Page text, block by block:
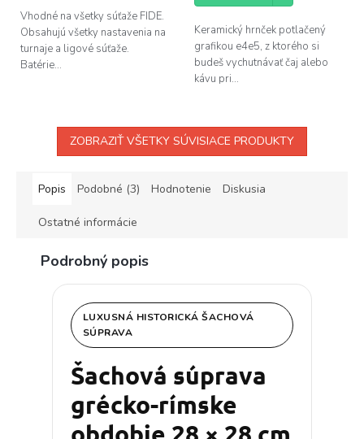
5
hviezdičiek.
Vhodné na všetky súťaže FIDE.
Obsahujú všetky nastavenia na
turnaje a ligové súťaže.
Batérie...
Keramický hrnček potlačený
grafikou e4e5, z ktorého si
budeš vychutnávať čaj alebo
kávu pri...
ZOBRAZIŤ VŠETKY SÚVISIACE PRODUKTY
Popis Podobné (3) Hodnotenie Diskusia
Ostatné informácie
Podrobný popis
LUXUSNÁ HISTORICKÁ ŠACHOVÁ
SÚPRAVA
Šachová súprava
grécko-rímske